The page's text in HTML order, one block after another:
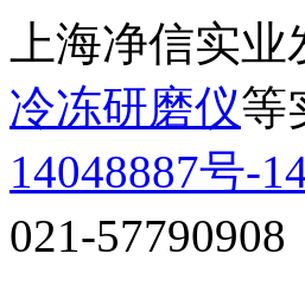
上海净信实
冷冻研磨仪等
14048887号-
021-57790908